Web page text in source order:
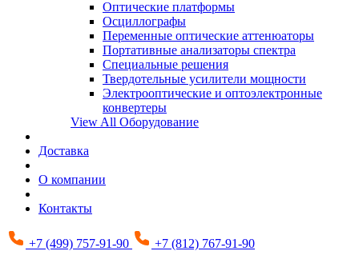
Оптические платформы
Осциллографы
Переменные оптические аттенюаторы
Портативные анализаторы спектра
Специальные решения
Твердотельные усилители мощности
Электрооптические и оптоэлектронные
конвертеры
View All Оборудование
Доставка
О компании
Контакты
+7 (499) 757-91-90 +7 (812) 767-91-90